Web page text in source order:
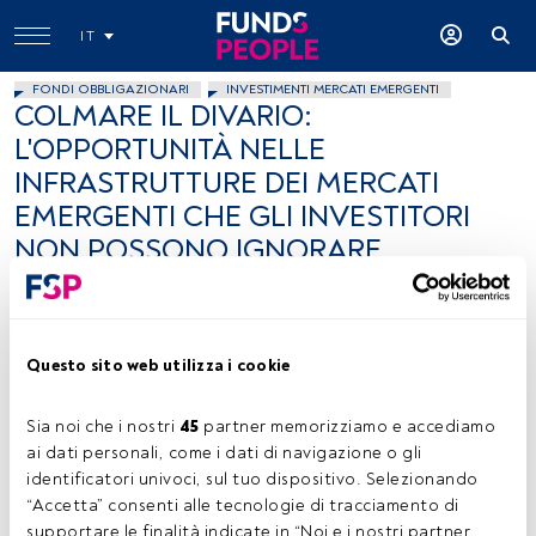
Questo sito web utilizza i cookie
Sia noi che i nostri 45 partner memorizziamo e accediamo
ai dati personali, come i dati di navigazione o gli
identificatori univoci, sul tuo dispositivo. Selezionando
“Accetta” consenti alle tecnologie di tracciamento di
supportare le finalità indicate in “Noi e i nostri partner
IT
FONDI OBBLIGAZIONARI INVESTIMENTI MERCATI EMERGENTI
COLMARE IL DIVARIO:
L'OPPORTUNITÀ NELLE
INFRASTRUTTURE DEI MERCATI
EMERGENTI CHE GLI INVESTITORI
NON POSSONO IGNORARE
Robert Gilhooly
Robert Gilhooly, foto ceduta (Aberdeen Investments)